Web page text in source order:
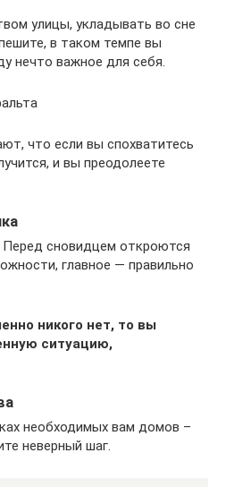
улицы, укладывать во сне
в таком темпе вы
нечто важное для себя.
что если вы спохватитесь
и вы преодолеете
Перед сновидцем откроются
главное — правильно
никого нет, то вы
ситуацию,
необходимых вам домов –
неверный шаг.